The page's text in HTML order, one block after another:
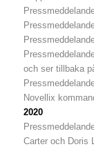
och ser tillbaka
Novellix
2020
Carter och Doris